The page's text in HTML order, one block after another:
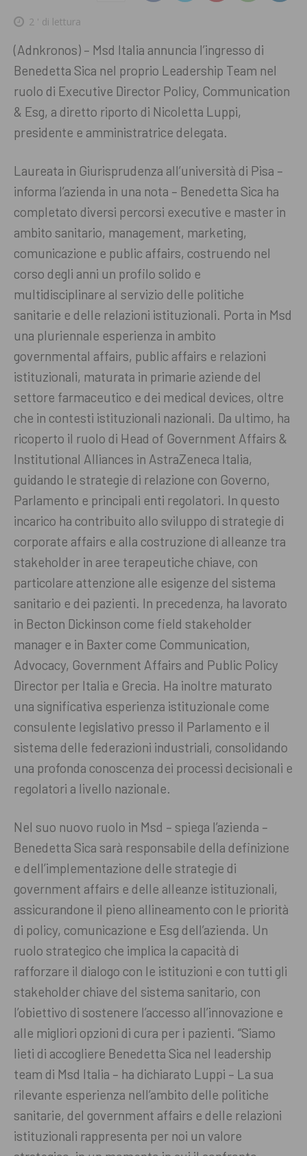
2 ' di lettura
(Adnkronos) – Msd Italia annuncia l’ingresso di
Benedetta Sica nel proprio Leadership Team nel
ruolo di Executive Director Policy, Communication
& Esg, a diretto riporto di Nicoletta Luppi,
presidente e amministratrice delegata.
Laureata in Giurisprudenza all’università di Pisa –
informa l’azienda in una nota – Benedetta Sica ha
completato diversi percorsi executive e master in
ambito sanitario, management, marketing,
comunicazione e public affairs, costruendo nel
corso degli anni un profilo solido e
multidisciplinare al servizio delle politiche
sanitarie e delle relazioni istituzionali. Porta in Msd
una pluriennale esperienza in ambito
governmental affairs, public affairs e relazioni
istituzionali, maturata in primarie aziende del
settore farmaceutico e dei medical devices, oltre
che in contesti istituzionali nazionali. Da ultimo, ha
ricoperto il ruolo di Head of Government Affairs &
Institutional Alliances in AstraZeneca Italia,
guidando le strategie di relazione con Governo,
Parlamento e principali enti regolatori. In questo
incarico ha contribuito allo sviluppo di strategie di
corporate affairs e alla costruzione di alleanze tra
stakeholder in aree terapeutiche chiave, con
particolare attenzione alle esigenze del sistema
sanitario e dei pazienti. In precedenza, ha lavorato
in Becton Dickinson come field stakeholder
manager e in Baxter come Communication,
Advocacy, Government Affairs and Public Policy
Director per Italia e Grecia. Ha inoltre maturato
una significativa esperienza istituzionale come
consulente legislativo presso il Parlamento e il
sistema delle federazioni industriali, consolidando
una profonda conoscenza dei processi decisionali e
regolatori a livello nazionale.
Nel suo nuovo ruolo in Msd – spiega l’azienda –
Benedetta Sica sarà responsabile della definizione
e dell’implementazione delle strategie di
government affairs e delle alleanze istituzionali,
assicurandone il pieno allineamento con le priorità
di policy, comunicazione e Esg dell’azienda. Un
ruolo strategico che implica la capacità di
rafforzare il dialogo con le istituzioni e con tutti gli
stakeholder chiave del sistema sanitario, con
l’obiettivo di sostenere l’accesso all’innovazione e
alle migliori opzioni di cura per i pazienti. “Siamo
lieti di accogliere Benedetta Sica nel leadership
team di Msd Italia – ha dichiarato Luppi – La sua
rilevante esperienza nell’ambito delle politiche
sanitarie, del government affairs e delle relazioni
istituzionali rappresenta per noi un valore